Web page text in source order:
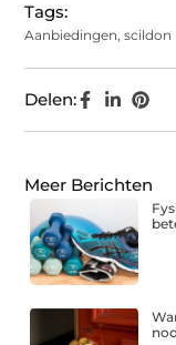
Tags:
Aanbiedingen,scildon
Delen:
Meer Berichten